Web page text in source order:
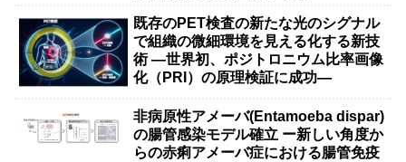
既存のPET検査の新たな光のシグナル
で組織の微細環境を見える化する新技
術 ―世界初、ポジトロニウム比率画像
化（PRI）の原理検証に成功―
非病原性アメーバ(Entamoeba dispar)
の腸管感染モデル確立 ー新しい角度か
らの赤痢アメーバ症における腸管免疫